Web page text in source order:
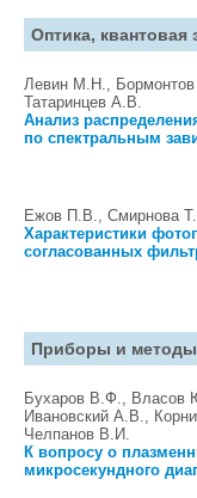
Оптика, квантовая
Левин М.Н.,
Татаринцев А.В.
Анализ
по спектральным
Ежов П.В., Смирнова
Характеристики
согласованных
Приборы и методы
Бухаров В.Ф.,
Ивановский А.В.,
Челпанов В.И.
К вопросу о
микросекундного